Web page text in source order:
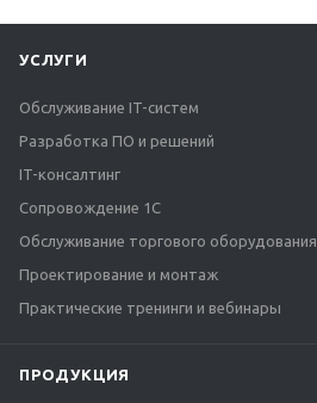
УСЛУГИ
Обслуживание IT-систем
Разработка ПО и решений
IT-консалтинг
Сопровождение 1С
Обслуживание торгового оборудования
Проектирование и монтаж
Практические тренинги и вебинары
ПРОДУКЦИЯ